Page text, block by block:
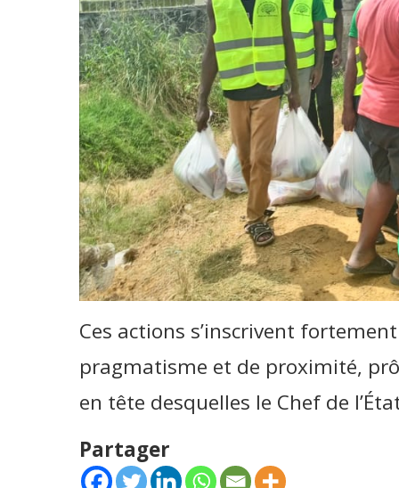
Ces actions s’inscrivent
pragmatisme et de proximité,
en tête desquelles le Chef de
Partager